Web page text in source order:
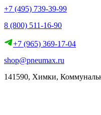
+7 (495) 739-39-99
8 (800) 511-16-90
+7 (965) 369-17-04
shop@pneumax.ru
141590, Химки,